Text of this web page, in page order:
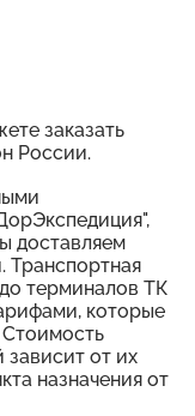
заказать
России.
доставляем
Транспортная
терминалов ТК
которые
от их
назначения от